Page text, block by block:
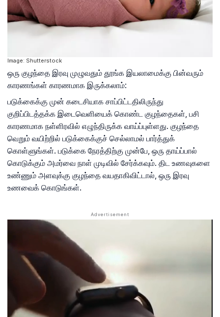
Image: Shutterstock
ஒரு குழந்தை இரவு முழுவதும் தூங்க இயலாமைக்கு பின்வரும்
காரணங்கள் காரணமாக இருக்கலாம்:
படுக்கைக்கு முன் கடைசியாக சாப்பிட்டதிலிருந்து
குறிப்பிடத்தக்க இடைவெளியைக் கொண்ட குழந்தைகள், பசி
காரணமாக நள்ளிரவில் எழுந்திருக்க வாய்ப்புள்ளது. குழந்தை
வெறும் வயிற்றில் படுக்கைக்குச் செல்லாமல் பார்த்துக்
கொள்ளுங்கள். படுக்கை நேரத்திற்கு முன்பே, ஒரு தாய்ப்பால்
கொடுக்கும் அமர்வை நாள் முடிவில் சேர்க்கவும். திட உணவுகளை
உண்ணும் அளவுக்கு குழந்தை வயதாகிவிட்டால், ஒரு இரவு
உணவைக் கொடுங்கள்.